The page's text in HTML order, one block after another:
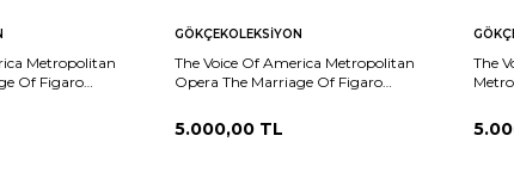
Metropolitan
Of Figaro
Sepete
Ekle
GÖKÇEKOLEKSIYON
The Voice Of America Metropolitan
Opera The Marriage Of Figaro
(10/9) PLK26029
5.000,00 TL
The
(10/